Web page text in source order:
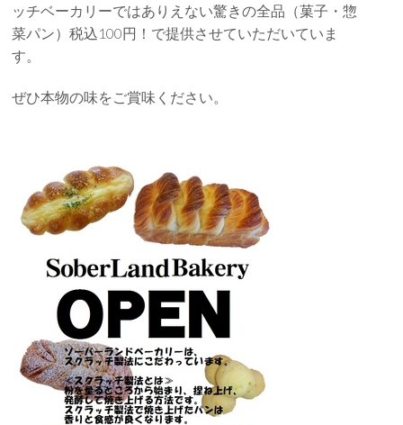
ッチベーカリーではありえない驚きの全品（菓子・惣
菜パン）税込100円！で提供させていただいていま
す。
ぜひ本物の味をご賞味ください。